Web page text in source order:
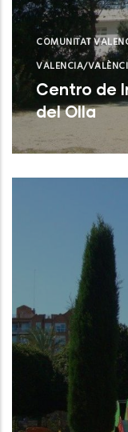
COMUNITAT
VALENCIA/
Centro de
del Olla
Valencia